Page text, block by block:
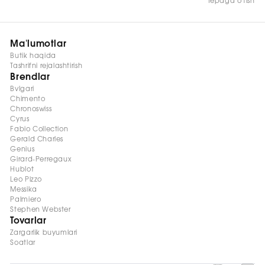
Ma'lumotlar
Butik haqida
Tashrifni rejalashtirish
Brendlar
Bvlgari
Chimento
Chronoswiss
Cyrus
Fabio Collection
Gerald Charles
Genius
Girard-Perregaux
Hublot
Leo Pizzo
Messika
Palmiero
Stephen Webster
Tovarlar
Zargarlik buyumlari
Soatlar